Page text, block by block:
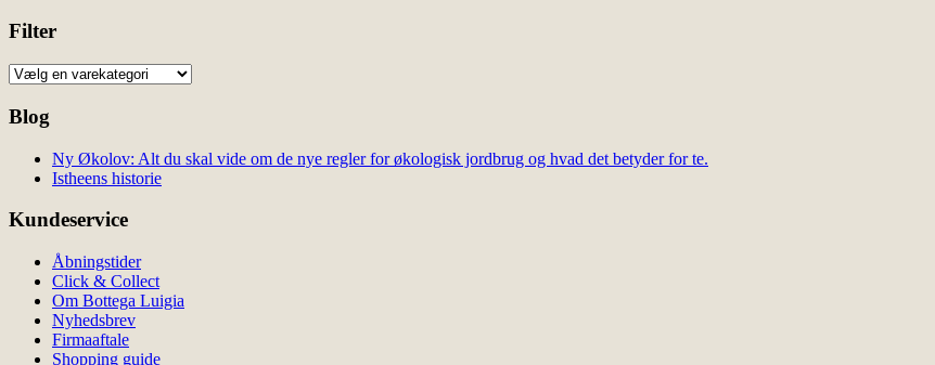
Filter
Blog
Ny Økolov: Alt du skal vide om de nye regler for økologisk jordbrug og hvad det betyder for te.
Istheens historie
Kundeservice
Åbningstider
Click & Collect
Om Bottega Luigia
Nyhedsbrev
Firmaaftale
Shopping guide